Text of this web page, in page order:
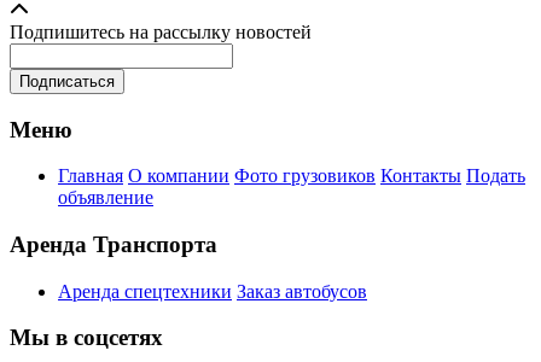
Подпишитесь на рассылку новостей
Меню
Главная О компании Фото грузовиков Контакты Подать
объявление
Аренда Транспорта
Аренда спецтехники Заказ автобусов
Мы в соцсетях